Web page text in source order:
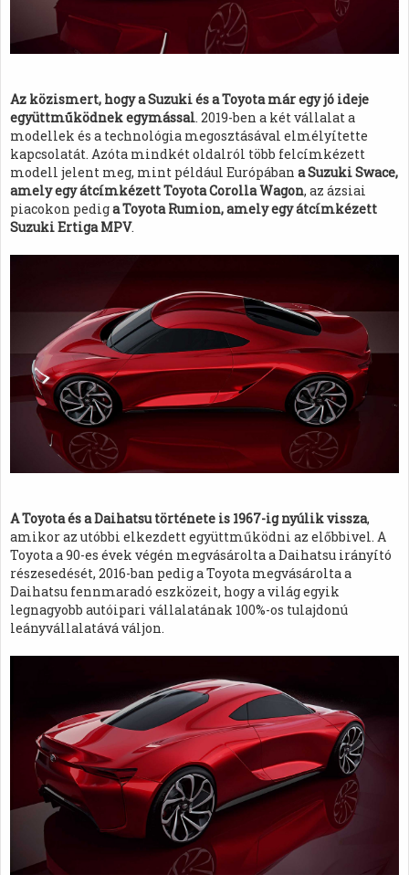
Az közismert, hogy a Suzuki és a Toyota már egy jó ideje
együttműködnek egymással. 2019-ben a két vállalat a
modellek és a technológia megosztásával elmélyítette
kapcsolatát. Azóta mindkét oldalról több felcímkézett
modell jelent meg, mint például Európában a Suzuki Swace,
amely egy átcímkézett Toyota Corolla Wagon, az ázsiai
piacokon pediga Toyota Rumion, amely egy átcímkézett
Suzuki Ertiga MPV.
A Toyota és a Daihatsu története is 1967-ig nyúlik vissza,
amikor az utóbbi elkezdett együttműködni az előbbivel. A
Toyota a 90-es évek végén megvásárolta a Daihatsu irányító
részesedését, 2016-ban pedig a Toyota megvásárolta a
Daihatsu fennmaradó eszközeit, hogy a világ egyik
legnagyobb autóipari vállalatának 100%-os tulajdonú
leányvállalatává váljon.